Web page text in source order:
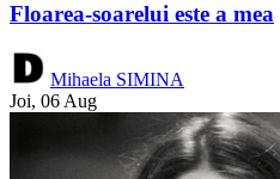
Floarea-soarelui este a mea
Mihaela SIMINA
Joi, 06 Aug